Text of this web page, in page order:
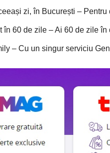
zi, în București –
în 60 de zile – Ai 60 de zile
– Cu un singur serviciu